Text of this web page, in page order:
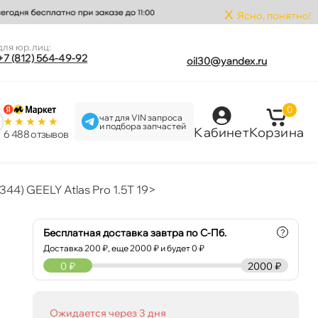
x Ясно, понятно!
юр.лиц:
(812) 564-49-92 oil30@yandex.ru
6 488 отзыво
чат для VIN запроса
и подбора запчастей
Кабинет
0
Корзина
GEELY Atlas Pro 1.5T 19>
Бесплатная доставка завтра по С-Пб.
Доставка200 ₽, еще2000 ₽ и будет 0 ₽
?
2000 ₽
0 ₽
Ожидается через 3 дня